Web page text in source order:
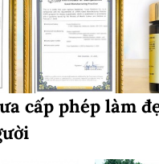
cấp phép làm